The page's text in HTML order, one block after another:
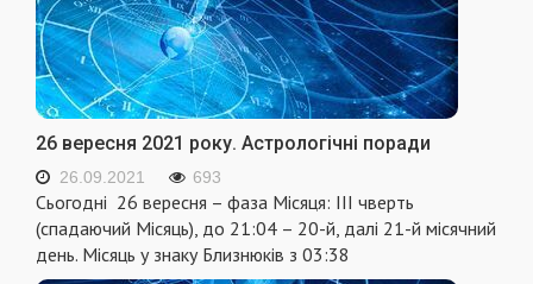
26 вересня 2021 року. Астрологічні поради
26.09.2021 693
Сьогодні 26 вересня – фаза Місяця: III чверть
(спадаючий Місяць), до 21:04 – 20-й, далі 21-й місячний
день. Місяць у знаку Близнюків з 03:38